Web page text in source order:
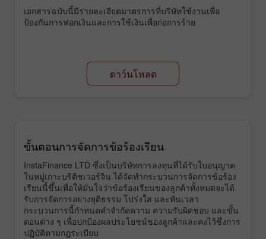
เอกสารฉบับนี้มีรายละเอียดมาตรการที่บริษัทใช้งานเพื่อ
ป้องกันการฟอกเงินและการใช้เงินเพื่อก่อการร้าย
ดาว์นโหลด
ขั้นตอนการจัดการข้อร้องเรียน
InstaFinance LTD ซึ่งเป็นบริษัทการลงทุนที่ได้รับใบอนุญาต
ในหมู่เกาะบริติชเวอร์จิน ได้จัดทำกระบวนการจัดการข้อร้อง
เรียนนี้ขึ้นเพื่อให้มั่นใจว่าข้อร้องเรียนของลูกค้าทั้งหมดจะได้
รับการจัดการอย่างยุติธรรม โปร่งใส และทันเวลา
กระบวนการนี้กำหนดคำจำกัดความ ความรับผิดชอบ และขั้น
ตอนต่าง ๆ เพื่อปกป้องผลประโยชน์ของลูกค้าและคงไว้ซึ่งการ
ปฏิบัติตามกฎระเบียบ